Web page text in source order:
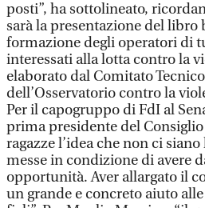
posti”, ha sottolineato,
sarà la presentazione del libro
formazione degli operatori di
interessati alla lotta contro la
elaborato dal Comitato
dell’Osservatorio contro la
Per il capogruppo di FdI al
prima presidente del
ragazze l’idea che non ci
messe in condizione di avere
opportunità. Aver allargato il
un grande e concreto aiuto